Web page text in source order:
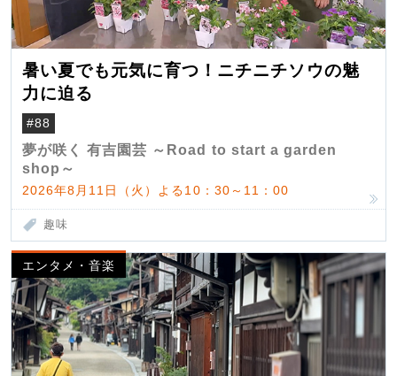
暑い夏でも元気に育つ！ニチニチソウの魅
力に迫る
#88
夢が咲く 有吉園芸 ～Road to start a garden
shop～
2026年8月11日（火）よる10：30～11：00
趣味
エンタメ・音楽